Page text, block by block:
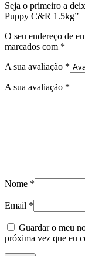
Seja o primeiro a
Puppy C&R 1.5kg”
O seu endereço de
marcados com *
A sua avaliação *
A sua avaliação *
Nome *
Email *
Guardar o meu
próxima vez que eu